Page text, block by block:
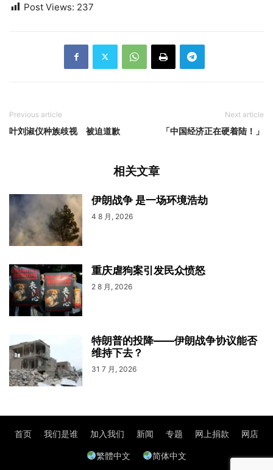
Post Views: 237
Previous article
叶刘淑仪种族歧视 被迫道歉
Next article
「中国经济正在硬着陆！」
相关文章
伊朗战争 是一场环境浩劫
4 8 月, 2026
重庆虐狗案引发民众愤怒
2 8 月, 2026
特朗普的投降——伊朗战争协议能否
维持下去？
31 7 月, 2026
首页 我们是谁 加入我们 新闻 专题 网上捐款 网店
繁體中文 简体中文